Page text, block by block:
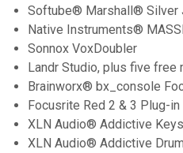
Cabluri DMX
Cabluri la metru
Cabluri MIDI si audio digitale
Conectori
Standuri stative si pupitre
Softube® Marshall® Silver
Native Instruments®
Sonnox VoxDoubler
Landr Studio, plus five free
Brainworx® bx_console
Focusrite Red 2 & 3 Plug-in
XLN Audio® Addictive Keys
XLN Audio® Addictive